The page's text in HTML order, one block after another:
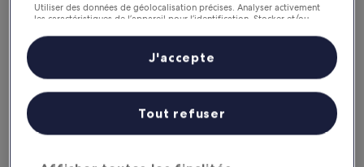
B&B HOTEL Venezia Laguna
out
Hotel
Centre-
9,2/
Utiliser des données de géolocalisation précises. Analyser activement
les caractéristiques de l’appareil pour l’identification. Stocker et/ou
personnalisés, mesure de performance des publicités et du contenu,
études d’audience et développement de services.
Liste de nos partenaires (fournisseurs)
Tout refuser
J'accepte